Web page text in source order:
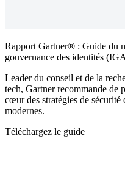
Rapport Gartner® : Guide du
gouvernance des identités
Leader du conseil et de la
tech, Gartner recommande de
cœur des stratégies de
modernes.
Téléchargez le guide